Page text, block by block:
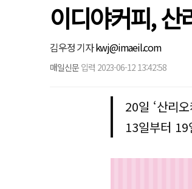
이디야커피, 산
김우정 기자kwj@imaeil.com
매일신문 입력 2023-06-12 13:42:58
20일 ‘산리
13일부터 19